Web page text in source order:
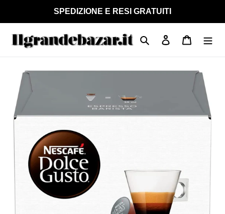
contenuti
SPEDIZIONE E RESI GRATUITI
Cerca Accedi Carrello